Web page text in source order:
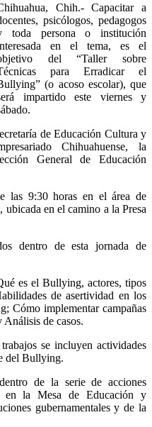
Chih.- Capacitar a
psicólogos, pedagogos
toda persona o institución
en el tema, es el
del “Taller sobre
para Erradicar el
(o acoso escolar), que
impartido este viernes y
de Educación Cultura y
Chihuahuense, la
General de Educación
las 9:30 horas en el área de
en el camino a la Presa
dentro de esta jornada de
es el Bullying, actores, tipos
de asertividad en los
Cómo implementar campañas
de casos.
se incluyen actividades
del Bullying.
de la serie de acciones
en la Mesa de Educación y
gubernamentales y de la